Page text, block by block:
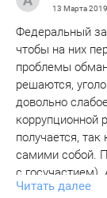
13 Марта 2019
Федеральный
чтобы на них
проблемы
решаются,
довольно
коррупционной
получается,
самими собой.
с
выше НДС
Читать далее